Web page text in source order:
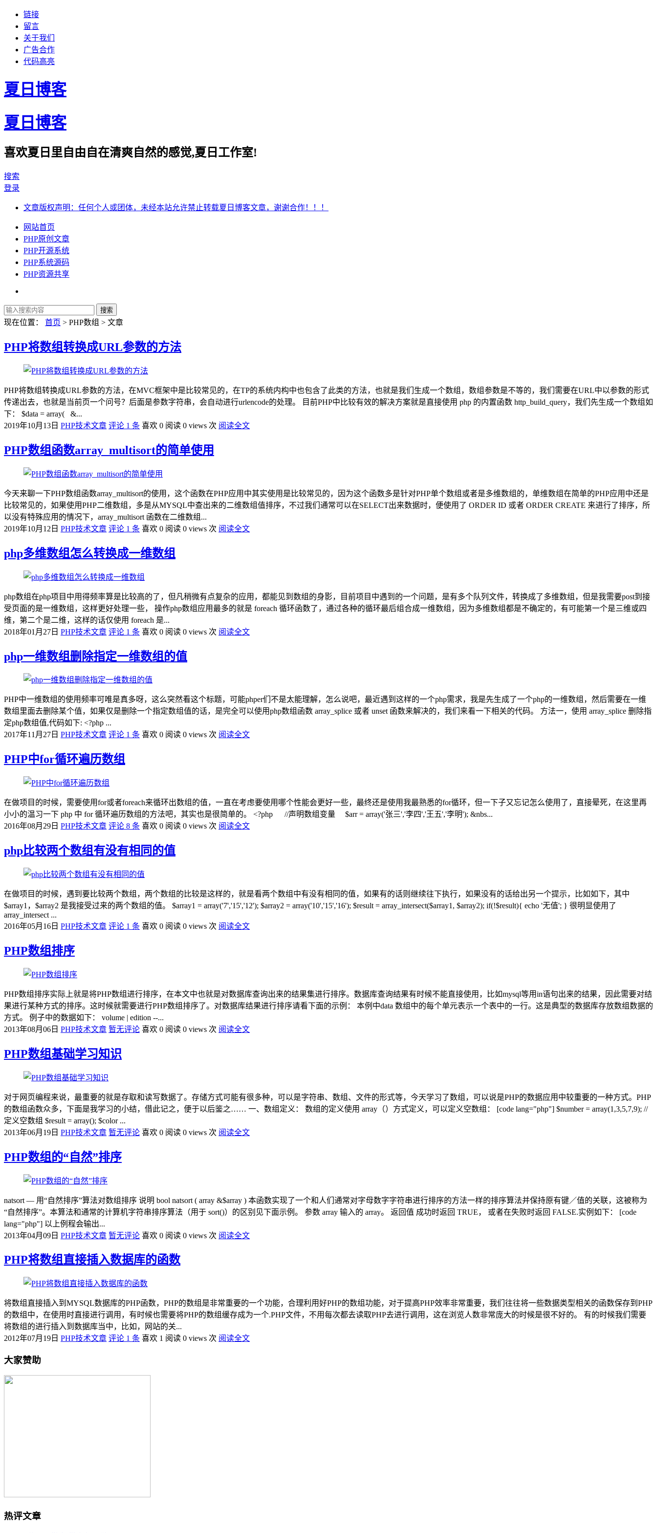
链接
留言
关于我们
广告合作
代码高亮
夏日博客
夏日博客
喜欢夏日里自由自在清爽自然的感觉,夏日工作室!
搜索
登录
文章版权声明：任何个人或团体，未经本站允许禁止转载夏日博客文章，谢谢合作！！！
网站首页
PHP原创文章
PHP开源系统
PHP系统源码
PHP资源共享
现在位置： 首页 > PHP数组 > 文章
PHP将数组转换成URL参数的方法
PHP将数组转换成URL参数的方法，在MVC框架中是比较常见的，在TP的系统内构中也包含了此类的方法，也就是我们生成一个数组，数组参数是不等的，我们需要在URL中以参数的形式
传递出去，也就是当前页一个问号？后面是参数字符串，会自动进行urlencode的处理。 目前PHP中比较有效的解决方案就是直接使用 php 的内置函数 http_build_query，我们先生成一个数组如
下： $data = array( &...
2019年10月13日 PHP技术文章 评论 1 条 喜欢 0 阅读 0 views 次 阅读全文
PHP数组函数array_multisort的简单使用
今天来聊一下PHP数组函数array_multisort的使用，这个函数在PHP应用中其实使用是比较常见的，因为这个函数多是针对PHP单个数组或者是多维数组的，单维数组在简单的PHP应用中还是
比较常见的，如果使用PHP二维数组，多是从MYSQL中查出来的二维数组值排序，不过我们通常可以在SELECT出来数据时，便使用了 ORDER ID 或者 ORDER CREATE 来进行了排序，所
以没有特殊应用的情况下，array_multisort 函数在二维数组...
2019年10月12日 PHP技术文章 评论 1 条 喜欢 0 阅读 0 views 次 阅读全文
php多维数组怎么转换成一维数组
php数组在php项目中用得频率算是比较高的了，但凡稍微有点复杂的应用，都能见到数组的身影，目前项目中遇到的一个问题，是有多个队列文件，转换成了多维数组，但是我需要post到接
受页面的是一维数组，这样更好处理一些， 操作php数组应用最多的就是 foreach 循环函数了，通过各种的循环最后组合成一维数组，因为多维数组都是不确定的，有可能第一个是三维或四
维，第二个是二维，这样的话仅使用 foreach 是...
2018年01月27日 PHP技术文章 评论 1 条 喜欢 0 阅读 0 views 次 阅读全文
php一维数组删除指定一维数组的值
PHP中一维数组的使用频率可唯是真多呀，这么突然看这个标题，可能phper们不是太能理解，怎么说吧，最近遇到这样的一个php需求，我是先生成了一个php的一维数组，然后需要在一维
数组里面去删除某个值，如果仅是删除一个指定数组值的话，是完全可以使用php数组函数 array_splice 或者 unset 函数来解决的，我们来看一下相关的代码。 方法一，使用 array_splice 删除指
定php数组值,代码如下: <?php ...
2017年11月27日 PHP技术文章 评论 1 条 喜欢 0 阅读 0 views 次 阅读全文
PHP中for循环遍历数组
在做项目的时候，需要使用for或者foreach来循环出数组的值，一直在考虑要使用哪个性能会更好一些，最终还是使用我最熟悉的for循环，但一下子又忘记怎么使用了，直接晕死，在这里再
小小的温习一下 php 中 for 循环遍历数组的方法吧，其实也是很简单的。 <?php //声明数组变量 $arr = array('张三','李四','王五','李明'); &nbs...
2016年08月29日 PHP技术文章 评论 8 条 喜欢 0 阅读 0 views 次 阅读全文
php比较两个数组有没有相同的值
在做项目的时候，遇到要比较两个数组，两个数组的比较是这样的，就是看两个数组中有没有相同的值，如果有的话则继续往下执行，如果没有的话给出另一个提示，比如如下，其中
$array1，$array2 是我接受过来的两个数组的值。 $array1 = array('7','15','12'); $array2 = array('10','15','16'); $result = array_intersect($array1, $array2); if(!$result){ echo '无值'; } 很明显使用了
array_intersect ...
2016年05月16日 PHP技术文章 评论 1 条 喜欢 0 阅读 0 views 次 阅读全文
PHP数组排序
PHP数组排序实际上就是将PHP数组进行排序，在本文中也就是对数据库查询出来的结果集进行排序。数据库查询结果有时候不能直接使用，比如mysql等用in语句出来的结果，因此需要对结
果进行某种方式的排序。这时候就需要进行PHP数组排序了。对数据库结果进行排序请看下面的示例： 本例中data 数组中的每个单元表示一个表中的一行。这是典型的数据库存放数组数据的
方式。 例子中的数据如下： volume | edition --...
2013年08月06日 PHP技术文章 暂无评论 喜欢 0 阅读 0 views 次 阅读全文
PHP数组基础学习知识
对于网页编程来说，最重要的就是存取和读写数据了。存储方式可能有很多种，可以是字符串、数组、文件的形式等，今天学习了数组，可以说是PHP的数据应用中较重要的一种方式。PHP
的数组函数众多，下面是我学习的小结，借此记之，便于以后鉴之…… 一、数组定义： 数组的定义使用 array（）方式定义，可以定义空数组： [code lang="php"] $number = array(1,3,5,7,9); //
定义空数组 $result = array(); $color ...
2013年06月19日 PHP技术文章 暂无评论 喜欢 0 阅读 0 views 次 阅读全文
PHP数组的“自然”排序
natsort — 用“自然排序”算法对数组排序 说明 bool natsort ( array &$array ) 本函数实现了一个和人们通常对字母数字字符串进行排序的方法一样的排序算法并保持原有键／值的关联，这被称为
“自然排序”。本算法和通常的计算机字符串排序算法（用于 sort()）的区别见下面示例。 参数 array 输入的 array。 返回值 成功时返回 TRUE， 或者在失败时返回 FALSE.实例如下： [code
lang="php"] 以上例程会输出...
2013年04月09日 PHP技术文章 暂无评论 喜欢 0 阅读 0 views 次 阅读全文
PHP将数组直接插入数据库的函数
将数组直接插入到MYSQL数据库的PHP函数，PHP的数组是非常重要的一个功能，合理利用好PHP的数组功能，对于提高PHP效率非常重要，我们往往将一些数据类型相关的函数保存到PHP
的数组中，在使用时直接进行调用，有时候也需要将PHP的数组缓存成为一个.PHP文件，不用每次都去读取PHP去进行调用，这在浏览人数非常庞大的时候是很不好的。 有的时候我们需要
将数组的进行插入到数据库当中，比如，网站的关...
2012年07月19日 PHP技术文章 评论 1 条 喜欢 1 阅读 0 views 次 阅读全文
大家赞助
热评文章